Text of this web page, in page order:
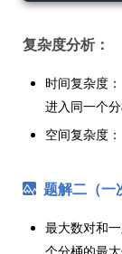
复杂度分析：
时间复杂度：
进入同一个分
空间复杂度：
题解二（一
最大数对和
个分桶的最